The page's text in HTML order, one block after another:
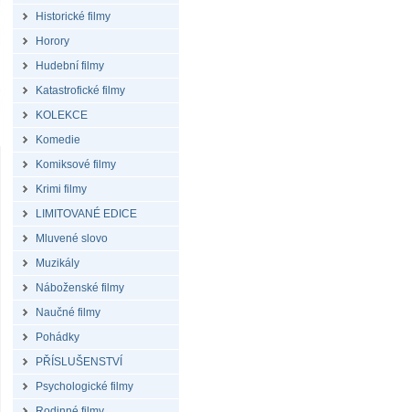
Historické filmy
Horory
Hudební filmy
Katastrofické filmy
KOLEKCE
Komedie
Komiksové filmy
Krimi filmy
LIMITOVANÉ EDICE
Mluvené slovo
Muzikály
Náboženské filmy
Naučné filmy
Pohádky
PŘÍSLUŠENSTVÍ
Psychologické filmy